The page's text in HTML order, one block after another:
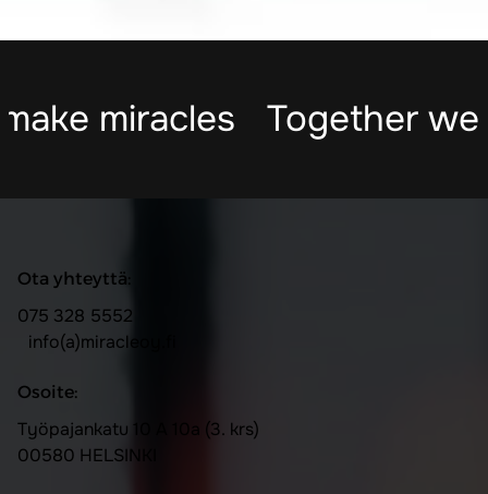
miracles Together we
Ota yhteyttä:
075 328 5552
info(a)miracleoy.fi
Osoite:
Työpajankatu 10 A 10a (3. krs)
00580 HELSINKI